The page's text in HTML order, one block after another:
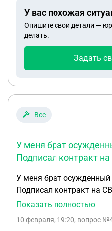
У вас похожая
Опишите свои детали —
делать.
Задать
Все
У меня брат
Подписал контракт на
У меня брат осужденный
Подписал контракт на
него нет . Как он будет
Доступ к нему связи
Показать полностью
10 февраля, 19:20, вопрос